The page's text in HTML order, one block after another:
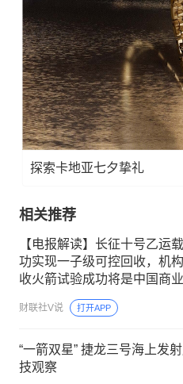
探索卡地亚七夕挚礼
相关推荐
【电报解读】长征十号乙运
功实现一子级可控回收，机
收火箭试验成功将是中国商
重要技术拐点，这家公司曾联
海上回收船项目
财联社V说 打开APP
“一箭双星” 捷龙三号海上发
技观察